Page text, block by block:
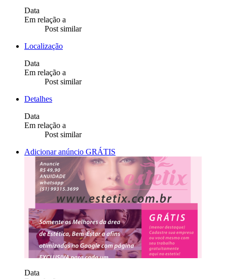
Data
Em relação a
Post similar
Localização
Data
Em relação a
Post similar
Detalhes
Data
Em relação a
Post similar
Adicionar anúncio GRÁTIS
Data